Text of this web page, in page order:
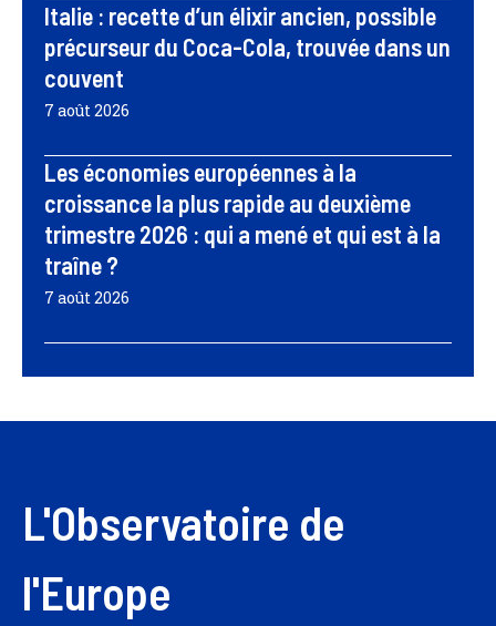
Italie : recette d’un élixir ancien, possible
précurseur du Coca-Cola, trouvée dans un
couvent
7 août 2026
Les économies européennes à la
croissance la plus rapide au deuxième
trimestre 2026 : qui a mené et qui est à la
traîne ?
7 août 2026
L'Observatoire de
l'Europe